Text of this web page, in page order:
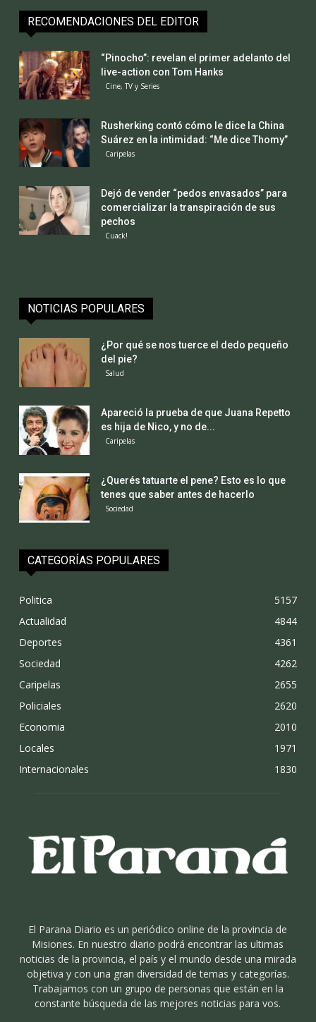
RECOMENDACIONES DEL EDITOR
“Pinocho”: revelan el primer adelanto del
live-action con Tom Hanks
Cine, TV y Series
Rusherking contó cómo le dice la China
Suárez en la intimidad: “Me dice Thomy”
Caripelas
Dejó de vender “pedos envasados” para
comercializar la transpiración de sus
pechos
Cuack!
NOTICIAS POPULARES
¿Por qué se nos tuerce el dedo pequeño
del pie?
Salud
Apareció la prueba de que Juana Repetto
es hija de Nico, y no de...
Caripelas
¿Querés tatuarte el pene? Esto es lo que
tenes que saber antes de hacerlo
Sociedad
CATEGORÍAS POPULARES
Politica
5157
Actualidad
4844
Deportes
4361
Sociedad
4262
Caripelas
2655
Policiales
2620
Economia
2010
Locales
1971
Internacionales
1830
El Parana Diario es un periódico online de la provincia de
Misiones. En nuestro diario podrá encontrar las ultimas
noticias de la provincia, el país y el mundo desde una mirada
objetiva y con una gran diversidad de temas y categorías.
Trabajamos con un grupo de personas que están en la
constante búsqueda de las mejores noticias para vos.